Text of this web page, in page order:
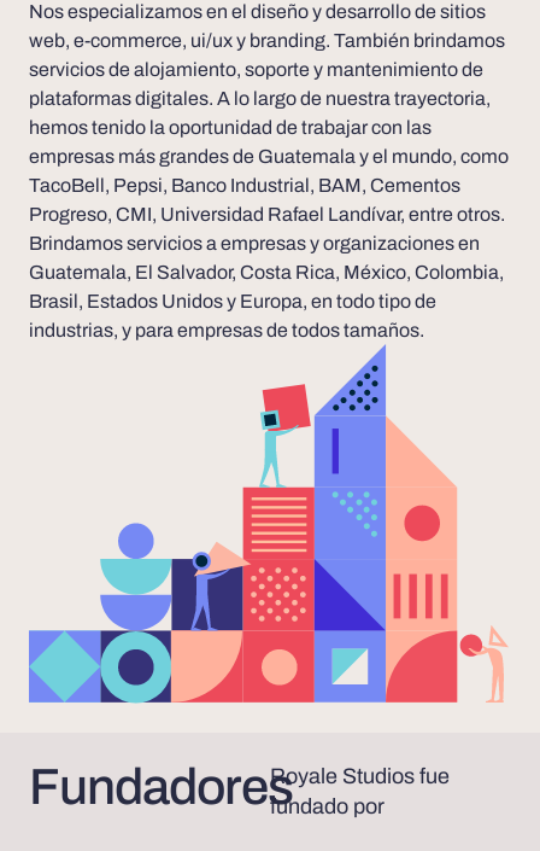
Nos especializamos en el diseño y desarrollo de sitios
web, e-commerce, ui/ux y branding. También brindamos
servicios de alojamiento, soporte y mantenimiento de
plataformas digitales. A lo largo de nuestra trayectoria,
hemos tenido la oportunidad de trabajar con las
empresas más grandes de Guatemala y el mundo, como
TacoBell, Pepsi, Banco Industrial, BAM, Cementos
Progreso, CMI, Universidad Rafael Landívar, entre otros.
Brindamos servicios a empresas y organizaciones en
Guatemala, El Salvador, Costa Rica, México, Colombia,
Brasil, Estados Unidos y Europa, en todo tipo de
industrias, y para empresas de todos tamaños.
FundadoresRoyale Studios fue
fundado por